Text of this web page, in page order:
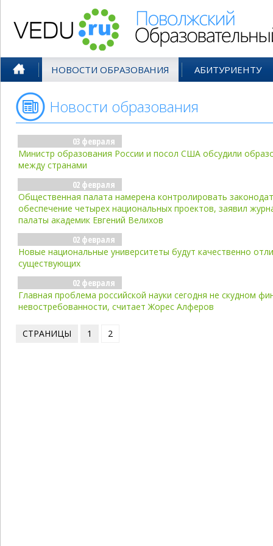
НОВОСТИ ОБРАЗОВАНИЯ АБИТУРИЕНТУ
Новости образования
03 февраля
Министр образования России и посол США обсудили
между странами
02 февраля
Общественная палата намерена контролировать
обеспечение четырех национальных проектов, заявил
палаты академик Евгений Велихов
02 февраля
Новые национальные университеты будут качественно
существующих
02 февраля
Главная проблема российской науки сегодня не скудном
невостребованности, считает Жорес Алферов
СТРАНИЦЫ 1 2